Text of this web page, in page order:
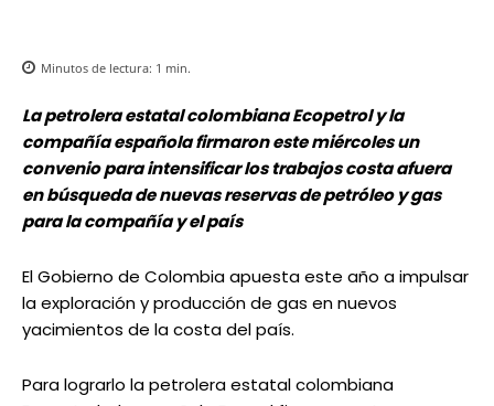
Minutos de lectura: 1 min.
La petrolera estatal colombiana Ecopetrol y la
compañía española firmaron este miércoles un
convenio para intensificar los trabajos costa afuera
en búsqueda de nuevas reservas de petróleo y gas
para la compañía y el país
El Gobierno de Colombia apuesta este año a impulsar
la exploración y producción de gas en nuevos
yacimientos de la costa del país.
Para lograrlo la petrolera estatal colombiana